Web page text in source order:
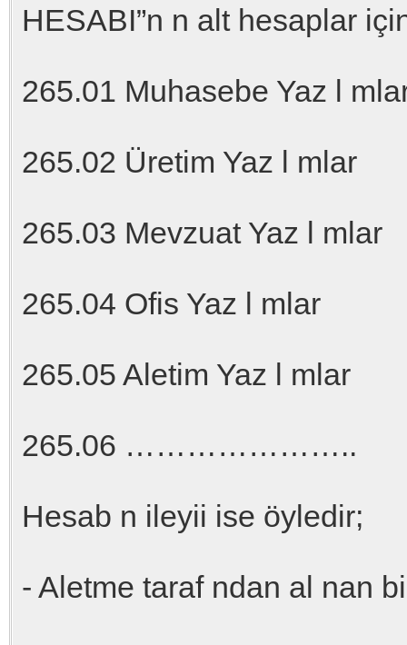
HESABI”n n alt hesaplar
265.01 Muhasebe Yaz l
265.02 Üretim Yaz l mlar
265.03 Mevzuat Yaz l mlar
265.04 Ofis Yaz l mlar
265.05 Aletim Yaz l mlar
265.06 …………………..
Hesab n ileyii ise öyledir;
- Aletme taraf ndan al nan